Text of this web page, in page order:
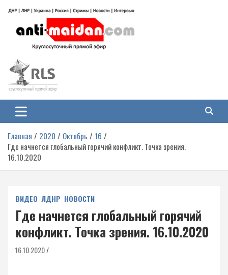
содержимому
Антимайдан: Гражданская война
на Украине
гражданской войне на Украине, включая события в Новороссии, ДНР,
ЛНР и других регионах.
Главная 2020 Октябрь
16
Где начнется глобальный горячий конфликт. Точка зрения.
16.10.2020
ВИДЕО ЛДНР НОВОСТИ
Где начнется глобальный горячий
конфликт. Точка зрения. 16.10.2020
16.10.2020